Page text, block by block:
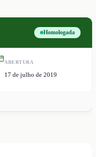
Homologada
ABERTURA
17 de julho de 2019